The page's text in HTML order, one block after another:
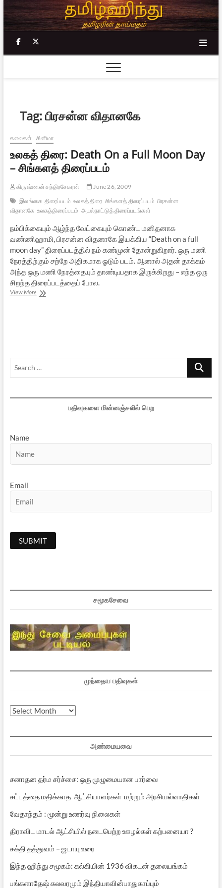
Skip
to
content
facebook
Tag:பிரசன்ன விதானகே
கலைகள் சினிமா
உலகத் திரை: Death On a Full Moon Day
– சிங்களத் திரைப்படம்
கிருஷ்ணன் சந்திரசேகரன்
June 26, 2009
இலங்கை திரைப்படம் உலகத் திரை சிங்களத் திரைப்படம் பிரசன்ன
விதானகே உலகத்திரைப்படம் அயல்நாட்டுத் திரைப்படங்கள்
நம்பிக்கையும் ஆழ்ந்த வேட்கையும் கொண்ட மனிதனாக
வண்ணிஹாமி, பிரசன்ன விதனாகே இயக்கிய “Death on a full
moon day” திரைப்படத்தில் நம் கண்முன் தோன்றுகிறார். ஒரு மணி
நேரத்திற்கும் சற்றே அதிகமாக ஓடும் படம். ஆனால் அதன் தாக்கம்
அந்த ஒரு மணி நேரத்தையும் தாண்டியதாக இருக்கிறது – எந்த ஒரு
சிறந்த திரைப்படத்தைப் போல.
View Moreஉலகத்
சிங்களத்
Search
பதிவுகளை மின்னஞ்சலில் பெற
Name
Email
சமூகசேவை
முந்தைய பதிவுகள்
முந்தைய
அண்மையவை
சனாதன தர்ம சர்ச்சை: ஒரு முழுமையான பார்வை
சட்டத்தை மதிக்காத ஆட்சியாளர்கள் மற்றும் அரசியல்வாதிகள்
வேதாந்தம் : மூன்று உணர்வு நிலைகள்
திராவிட மாடல் ஆட்சியில் நடைபெற்ற ஊழல்கள் கற்பனையா ?
சக்தி தத்துவம் – ஜடாயு உரை
இந்த ஹிந்து சமூகம்: கல்கியின் 1936 விகடன் தலையங்கம்
பங்களாதேஷ் கலவரமும் இந்தியாவின்பாதுகாப்பும்